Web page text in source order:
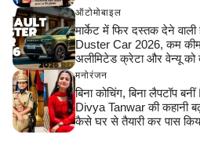
ऑटोमोबाइल
मार्केट में फिर दस्तक देने
Duster Car 2026, कम
अलीमिटेड क्रेटा और वेन्यू को
मनोरंजन
बिना कोचिंग, बिना लैपटॉप
Divya Tanwar की कहानी
कैसे घर से तैयारी कर पास